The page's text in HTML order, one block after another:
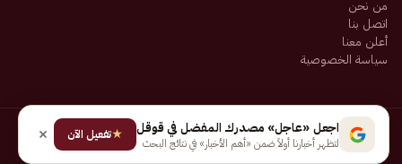
من نحن
اتصل بنا
أعلن معنا
سياسة الخصوصية
جميع الحقوق محفوظة لـ شركة إيجاز للنشر الإلكتروني المالكة لصحيفة عاجل
سياسة الخصوصيةشروط الاستخدام
اجعل «عاجل» مصدرك المفضل في قوقل
لتظهر أخبارنا أولاً ضمن «أهم الأخبار» في نتائج البحث
★تفعيل الآن